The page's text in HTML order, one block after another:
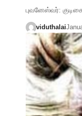
புவனேஸ்வர்:
viduthalai